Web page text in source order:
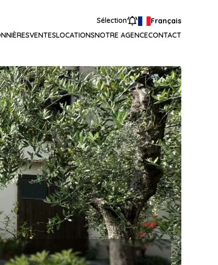
Sélection
Français
VENTESLOCATIONSNOTRE AGENCECONTACT